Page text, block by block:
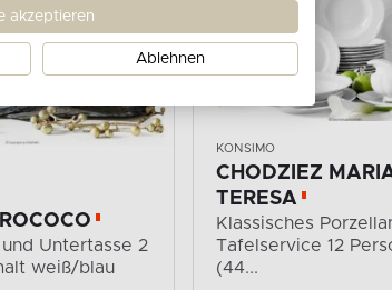
Untertasse 2
weiß/blau
KONSIMO
CHODZIEZ
TERESA
Klassisches
Tafelservice 12
(44...
akzeptieren
Ablehnen